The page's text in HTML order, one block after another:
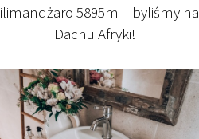
5895m – byliśmy na
Dachu Afryki!